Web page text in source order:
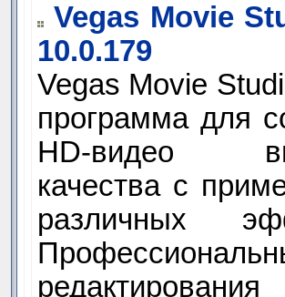
Vegas Movie
10.0.179
Vegas Movie
программа для
HD-видео
качества с
различных